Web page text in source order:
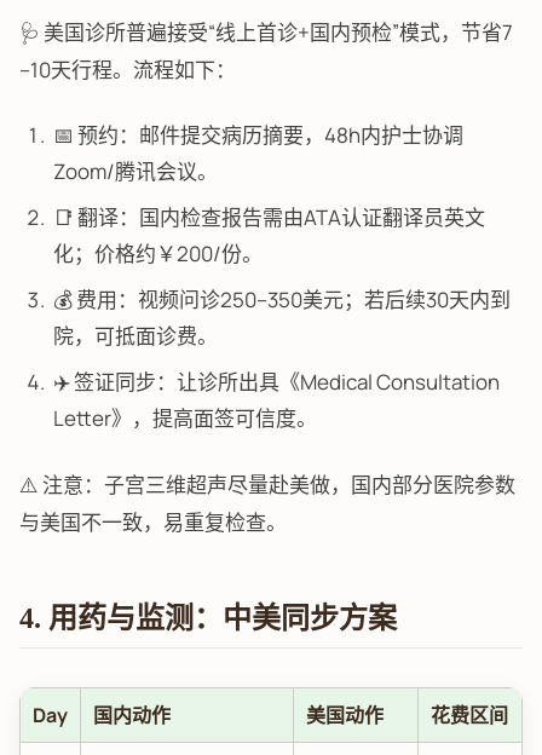
🩺 美国诊所普遍接受“线上首诊+国内预检”模式，节省7
–10天行程。流程如下：
📅 预约：邮件提交病历摘要，48h内护士协调
Zoom/腾讯会议。
📑 翻译：国内检查报告需由ATA认证翻译员英文
化；价格约￥200/份。
💰 费用：视频问诊250–350美元；若后续30天内到
院，可抵面诊费。
✈️ 签证同步：让诊所出具《Medical Consultation
Letter》，提高面签可信度。
⚠️ 注意：子宫三维超声尽量赴美做，国内部分医院参数
与美国不一致，易重复检查。
4. 用药与监测：中美同步方案
Day 国内动作 美国动作 花费区间